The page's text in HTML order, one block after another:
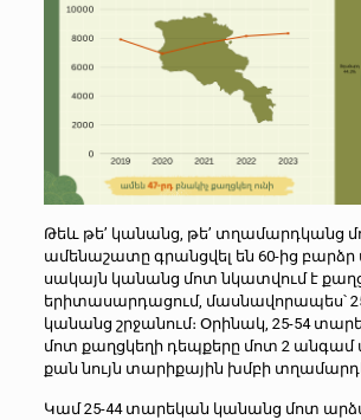
Թեև թե’ կանանց, թե’ տղամարդկանց
ամենաշատը գրանցվել են 60-ից բարձր
սակայն կանանց մոտ նկատվում է
երիտասարդացում, մասնավորապես՝
կանանց շրջանում։ Օրինակ, 25-54
մոտ քաղցկեղի դեպքերը մոտ 2 անգամ
քան նույն տարիքային խմբի
Կամ 25-44 տարեկան կանանց մոտ